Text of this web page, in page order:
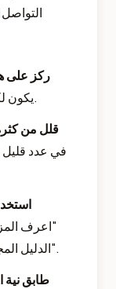
ركز على
يكون لكل صفحة إجراء ذو أولوية واضحة.
قلل من
"اعرف
الدليل المجاني" أو "احصل على وصول مبكر".
طابق